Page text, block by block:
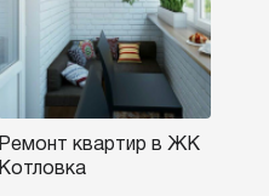
Ремонт квартир в ЖК
Котловка